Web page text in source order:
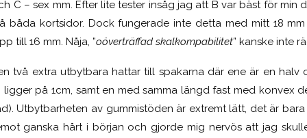
C – sex mm. Efter lite tester insåg jag att B var bäst för min
båda kortsidor. Dock fungerade inte detta med mitt 18
till 16 mm. Nåja, ”oöverträffad skalkompabilitet’’ kanske inte
två extra utbytbara hattar till spakarna där ene är en halv
på 1cm, samt en med samma längd fast med konvex
Utbytbarheten av gummistöden är extremt lätt, det är
ganska hårt i början och gjorde mig nervös att jag